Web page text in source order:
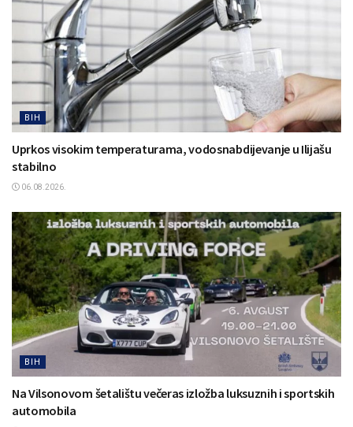
BIH
Uprkos visokim temperaturama, vodosnabdijevanje u Ilijašu
stabilno
06.08.2026.
BIH
Na Vilsonovom šetalištu večeras izložba luksuznih i sportskih
automobila